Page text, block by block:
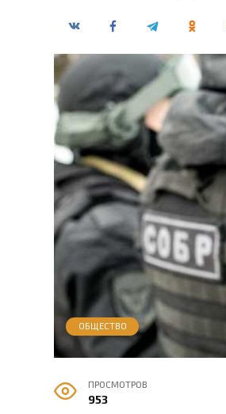
ОБЩЕСТВО
ПРОСМОТРОВ
953